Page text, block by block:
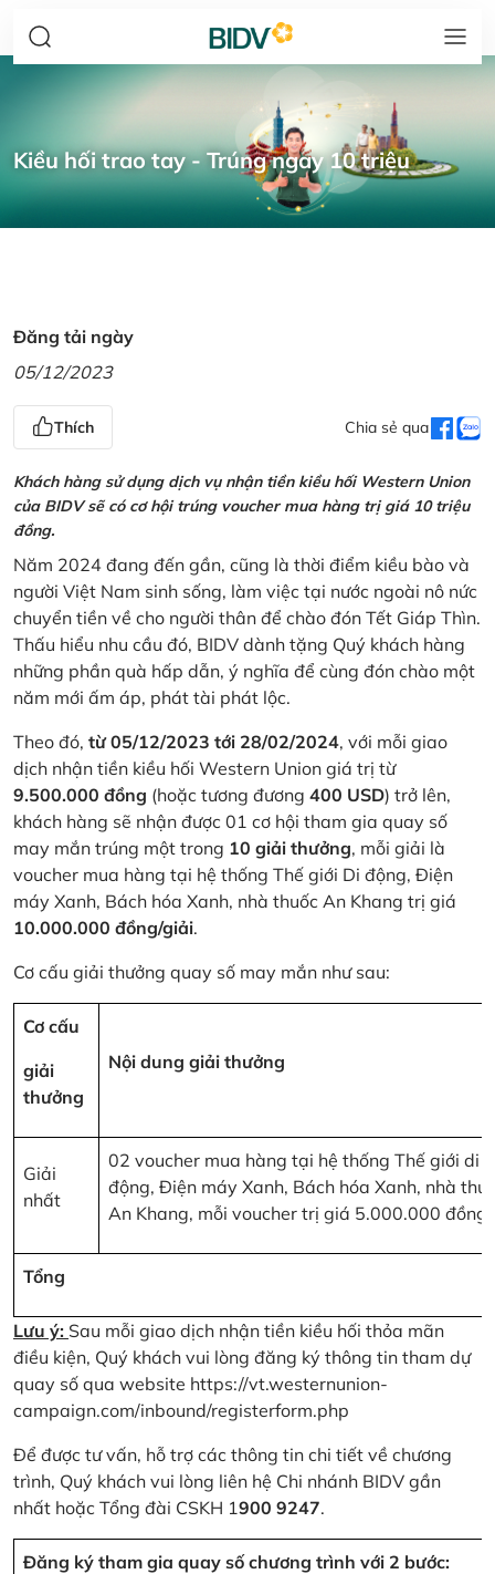
Kiều hối trao tay - Trúng ngay 10 triệu
Đăng tải ngày
05/12/2023
Thích Chia sẻ qua
Khách hàng sử dụng dịch vụ nhận tiền kiều hối Western Union
của BIDV sẽ có cơ hội trúng voucher mua hàng trị giá 10 triệu
đồng.
Năm 2024 đang đến gần, cũng là thời điểm kiều bào và
người Việt Nam sinh sống, làm việc tại nước ngoài nô nức
chuyển tiền về cho người thân để chào đón Tết Giáp Thìn.
Thấu hiểu nhu cầu đó, BIDV dành tặng Quý khách hàng
những phần quà hấp dẫn, ý nghĩa để cùng đón chào một
năm mới ấm áp, phát tài phát lộc.
Theo đó, từ 05/12/2023 tới 28/02/2024, với mỗi giao
dịch nhận tiền kiều hối Western Union giá trị từ
9.500.000 đồng (hoặc tương đương 400 USD) trở lên,
khách hàng sẽ nhận được 01 cơ hội tham gia quay số
may mắn trúng một trong 10 giải thưởng, mỗi giải là
voucher mua hàng tại hệ thống Thế giới Di động, Điện
máy Xanh, Bách hóa Xanh, nhà thuốc An Khang trị giá
10.000.000 đồng/giải.
Cơ cấu giải thưởng quay số may mắn như sau:
Cơ cấu
giải
thưởng
Nội dung giải thưởng
Giải
nhất
02 voucher mua hàng tại hệ thống Thế giới di
động, Điện máy Xanh, Bách hóa Xanh, nhà
An Khang, mỗi voucher trị giá 5.000.000 đồng
Tổng
Lưu ý: Sau mỗi giao dịch nhận tiền kiều hối thỏa mãn
điều kiện, Quý khách vui lòng đăng ký thông tin tham dự
quay số qua website https://vt.westernunion-
campaign.com/inbound/registerform.php
Để được tư vấn, hỗ trợ các thông tin chi tiết về chương
trình, Quý khách vui lòng liên hệ Chi nhánh BIDV gần
nhất hoặc Tổng đài CSKH 1900 9247.
Đăng ký tham gia quay số chương trình với 2 bước: